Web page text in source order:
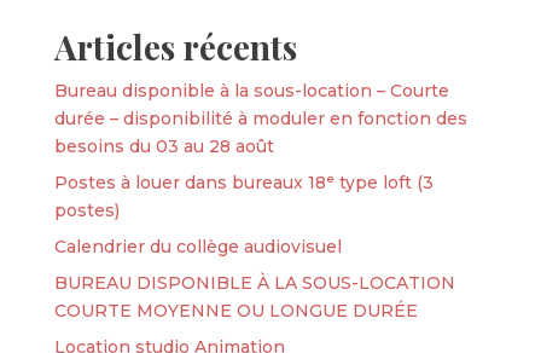
Articles récents
Bureau disponible à la sous-location – Courte
durée – disponibilité à moduler en fonction des
besoins du 03 au 28 août
Postes à louer dans bureaux 18ᵉ type loft (3
postes)
Calendrier du collège audiovisuel
BUREAU DISPONIBLE À LA SOUS-LOCATION
COURTE MOYENNE OU LONGUE DURÉE
Location studio Animation